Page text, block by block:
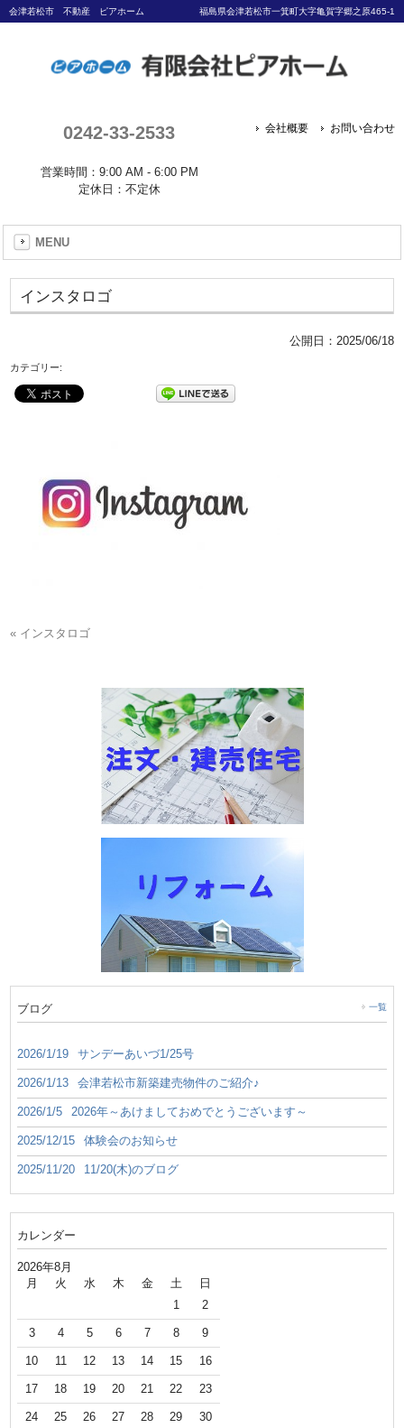
会津若松市 不動産 ピアホーム 福島県会津若松市一箕町大字亀賀字郷之原465-1
0242-33-2533
営業時間：9:00 AM - 6:00 PM
定休日：不定休
会社概要 お問い合わせ
MENU
インスタロゴ
公開日： 2025/06/18
カテゴリー:
« インスタロゴ
ブログ 一覧
2026/1/19 サンデーあいづ1/25号
2026/1/13 会津若松市新築建売物件のご紹介♪
2026/1/5 2026年～あけましておめでとうございます～
2025/12/15 体験会のお知らせ
2025/11/20 11/20(木)のブログ
カレンダー
2026年8月
月 火 水 木 金 土 日
1 2
3 4 5 6 7 8 9
10 11 12 13 14 15 16
17 18 19 20 21 22 23
24 25 26 27 28 29 30